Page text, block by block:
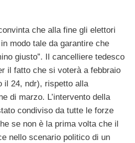
che alla fine gli elettori
modo tale da garantire che
giusto”. Il cancelliere tedesco
il fatto che si voterà a febbraio
il 24, ndr), rispetto alla
di marzo. L’intervento della
condiviso da tutte le forze
se non è la prima volta che il
nello scenario politico di un